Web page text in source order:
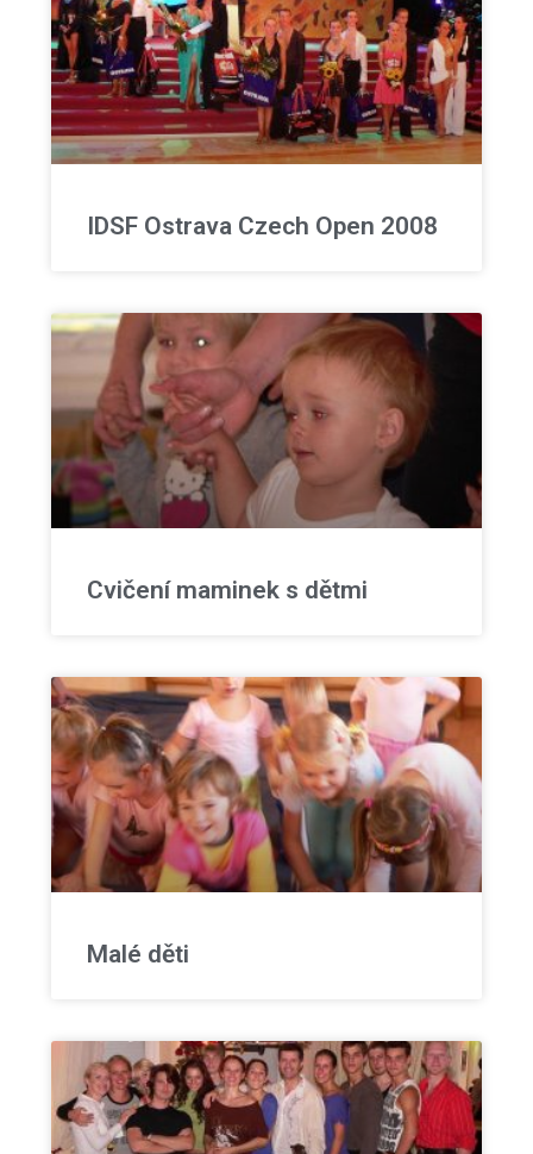
IDSF Ostrava Czech Open 2008
Cvičení maminek s dětmi
Malé děti